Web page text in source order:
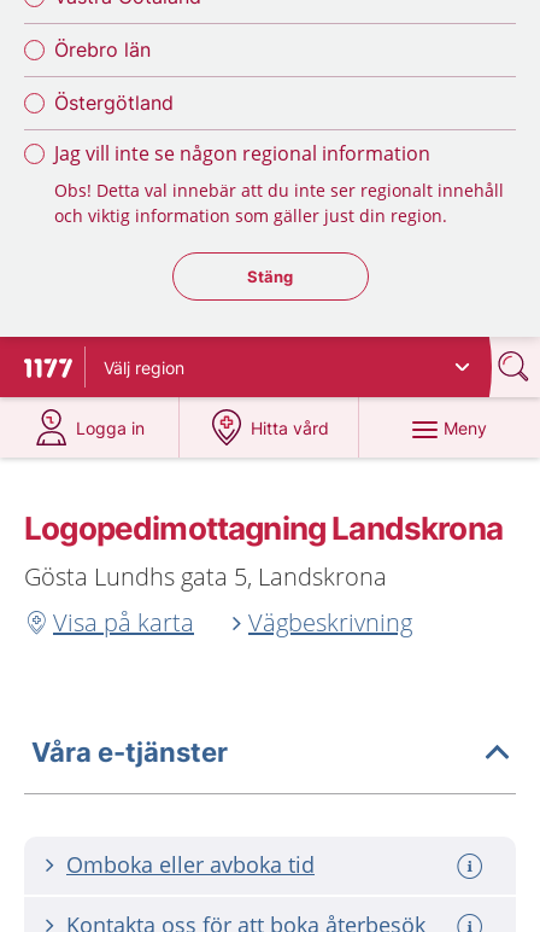
Örebro län
Östergötland
Jag vill inte se någon regional information
Obs! Detta val innebär att du inte ser regionalt innehåll
och viktig information som gäller just din region.
Stäng regionsväljaren
Stäng
Till startsidan för 1177
Välj region
Logga in
på 1177.se
Hitta vård
på 1177.se
Meny
Logopedimottagning Landskrona
Gösta Lundhs gata 5, Landskrona
Visa på karta
Vägbeskrivning
Våra e-tjänster
Omboka eller avboka tid
Kontakta oss för att boka återbesök